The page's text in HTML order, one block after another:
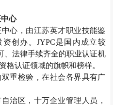
心
心，由江苏英才职业技能鉴
创办。 JYPC是国内成立较
、法律手续齐全的职业认证机
格认证领域的旗帜和榜样。
重检验，在社会各界具有广
治区，十万企业管理人员，